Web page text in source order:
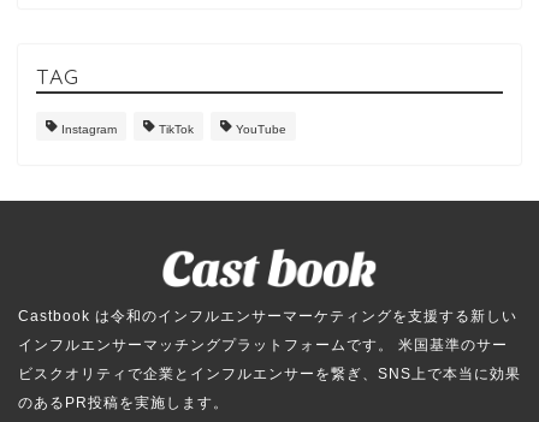
TAG
Instagram TikTok YouTube
Castbook は令和のインフルエンサーマーケティングを支援する新しい
インフルエンサーマッチングプラットフォームです。 米国基準のサー
ビスクオリティで企業とインフルエンサーを繋ぎ、SNS上で本当に効果
のあるPR投稿を実施します。